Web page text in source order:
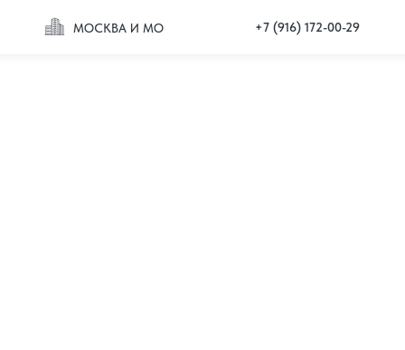
МОСКВА И МО +7 (916) 172-00-29